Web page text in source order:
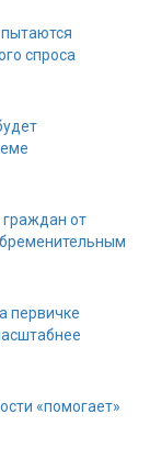
спроса
граждан от
первичке
«помогает»